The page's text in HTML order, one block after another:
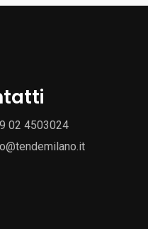
02 4503024